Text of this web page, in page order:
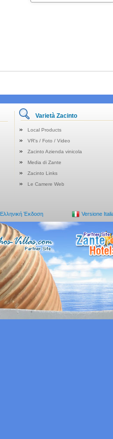
Varietà Zacinto
Local Products
VR's / Foto / Video
Zacinto Azienda vinicola
Media di Zante
Zacinto Links
Le Camere Web
Ελληνική Έκδοση Versione